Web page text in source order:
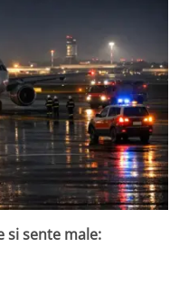
si sente male: